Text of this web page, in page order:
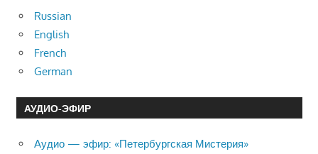
Russian
English
French
German
АУДИО-ЭФИР
Аудио — эфир: «Петербургская Мистерия»